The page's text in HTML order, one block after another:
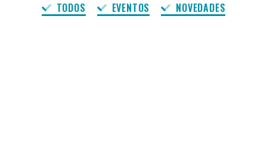
TODOS EVENTOS NOVEDADES